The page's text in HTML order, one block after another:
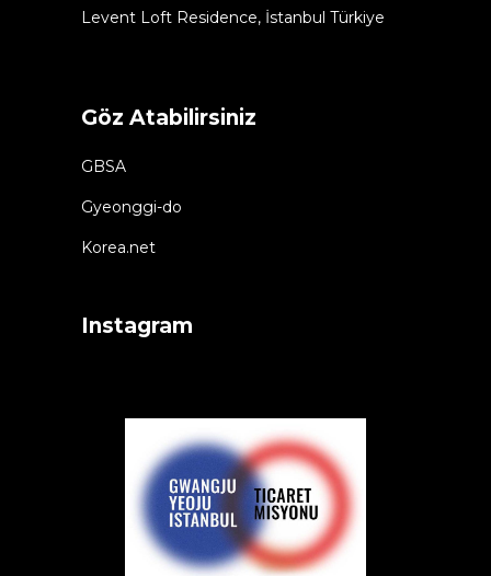
Levent Loft Residence, İstanbul Türkiye
Göz Atabilirsiniz
GBSA
Gyeonggi-do
Korea.net
Instagram